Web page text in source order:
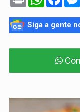
Siga a gente